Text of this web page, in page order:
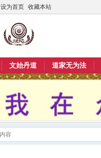
设为首页 收藏本站
文始丹道 道家无为法